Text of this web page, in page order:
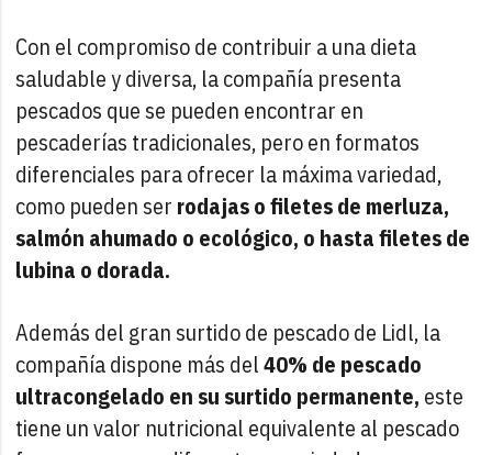
Con el compromiso de contribuir a una dieta
saludable y diversa, la compañía presenta
pescados que se pueden encontrar en
pescaderías tradicionales, pero en formatos
diferenciales para ofrecer la máxima variedad,
como pueden ser rodajas o filetes de merluza,
salmón ahumado o ecológico, o hasta filetes de
lubina o dorada.
Además del gran surtido de pescado de Lidl, la
compañía dispone más del40% de pescado
ultracongelado en su surtido permanente, este
tiene un valor nutricional equivalente al pescado